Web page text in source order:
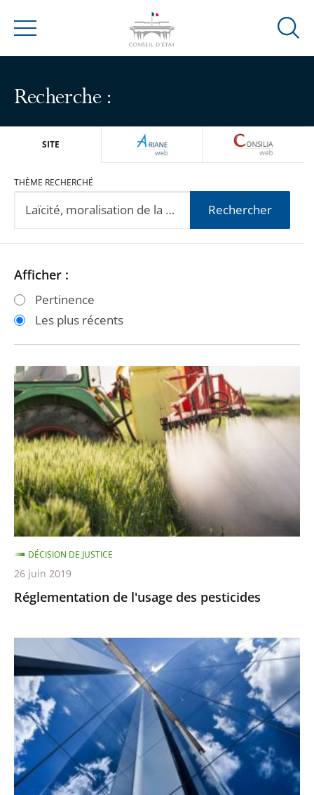
Menu
Ouvrir
Recherche :
SITE ARIANEWEB
THÈME RECHERCHÉ
Rechercher
Passer
les
filtres
après
Passer
les
filtres
avant
Afficher :
Pertinence
Les plus récents
Réglementation
de
l'usage
des
pesticides
Réglementation de l'usage des pesticides
DÉCISION DE JUSTICE
26 juin 2019
contre
les
jugements
relatifs
à
la
«